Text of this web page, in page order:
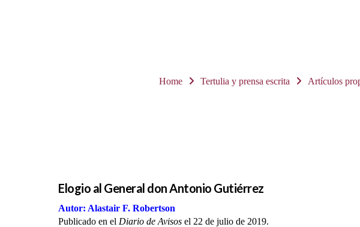
Home Tertulia y prensa escrita Artículos
Elogio al General don Antonio Gutiérrez
Autor: Alastair F. Robertson
Publicado en el Diario de Avisos el 22 de julio de 2019.